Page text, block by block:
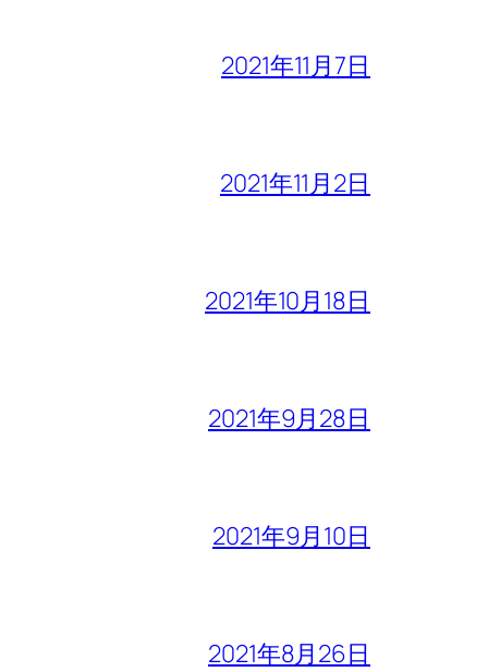
2021年11月7日
2021年11月2日
2021年10月18日
2021年9月28日
2021年9月10日
2021年8月26日